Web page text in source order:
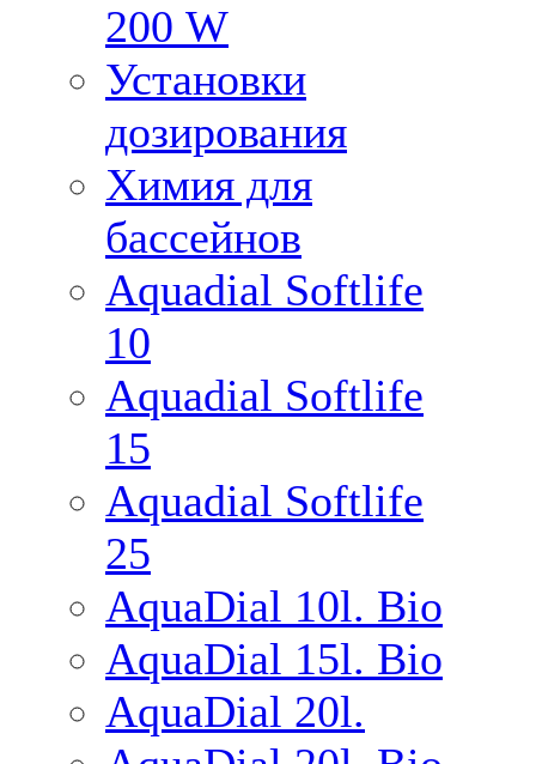
200 W
Установки
дозирования
Химия для
бассейнов
Aquadial Softlife
10
Aquadial Softlife
15
Aquadial Softlife
25
AquaDial 10l. Bio
AquaDial 15l. Bio
AquaDial 20l.